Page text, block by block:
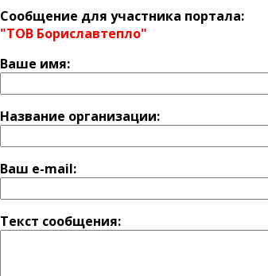
Сообщение для участника портала:
"ТОВ Бориславтепло"
Ваше имя:
Название оргaнизации:
Ваш e-mail:
Текст сообщения: